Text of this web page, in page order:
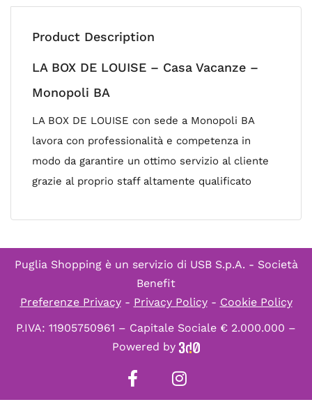
Product Description
LA BOX DE LOUISE – Casa Vacanze –
Monopoli BA
LA BOX DE LOUISE con sede a Monopoli BA
lavora con professionalità e competenza in
modo da garantire un ottimo servizio al cliente
grazie al proprio staff altamente qualificato
Puglia Shopping è un servizio di USB S.p.A. - Società
Benefit
Preferenze Privacy- Privacy Policy- Cookie Policy
P.IVA: 11905750961 – Capitale Sociale € 2.000.000 –
Powered by